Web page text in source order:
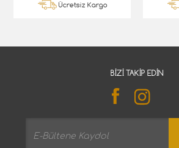
Ücretsiz Kargo
BIZI TAKIP EDIN